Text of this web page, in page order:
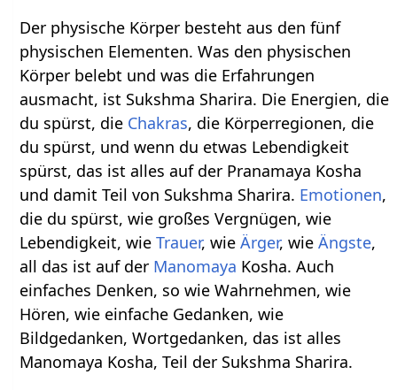
Der physische Körper besteht aus den fünf
physischen Elementen. Was den physischen
Körper belebt und was die Erfahrungen
ausmacht, ist Sukshma Sharira. Die Energien, die
du spürst, die Chakras, die Körperregionen, die
du spürst, und wenn du etwas Lebendigkeit
spürst, das ist alles auf der Pranamaya Kosha
und damit Teil von Sukshma Sharira. Emotionen,
die du spürst, wie großes Vergnügen, wie
Lebendigkeit, wieTrauer, wieÄrger, wieÄngste,
all das ist auf der Manomaya Kosha. Auch
einfaches Denken, so wie Wahrnehmen, wie
Hören, wie einfache Gedanken, wie
Bildgedanken, Wortgedanken, das ist alles
Manomaya Kosha, Teil der Sukshma Sharira.